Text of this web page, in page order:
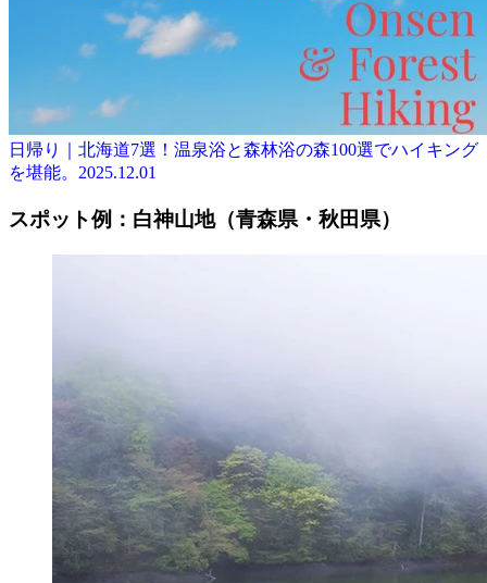
日帰り｜北海道7選！温泉浴と森林浴の森100選でハイキング
を堪能。 2025.12.01
スポット例：白神山地（青森県・秋田県）